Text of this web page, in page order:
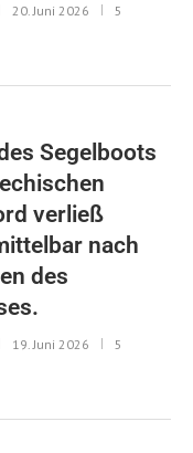
20. Juni 2026
5
Segelboots
verließ
nach
des
19. Juni 2026
5